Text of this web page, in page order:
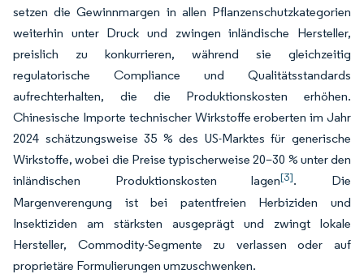
setzen die Gewinnmargen in allen Pflanzenschutzkategorien
weiterhin unter Druck und zwingen inländische Hersteller,
preislich zu konkurrieren, während sie gleichzeitig
regulatorische Compliance und Qualitätsstandards
aufrechterhalten, die die Produktionskosten erhöhen.
Chinesische Importe technischer Wirkstoffe eroberten im Jahr
2024 schätzungsweise 35 % des US-Marktes für generische
Wirkstoffe, wobei die Preise typischerweise 20–30 % unter den
inländischen Produktionskosten lagen[3]. Die
Margenverengung ist bei patentfreien Herbiziden und
Insektiziden am stärksten ausgeprägt und zwingt lokale
Hersteller, Commodity-Segmente zu verlassen oder auf
proprietäre Formulierungen umzuschwenken.